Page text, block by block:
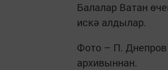
Балалар Ватан
искә алдылар.
Фото – П. Днепров
архивыннан.